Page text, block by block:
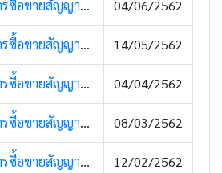
อัตราหลักประกันการซื้อขายสัญญาซื้อขายล่วงหน้า (4 มิถุนายน 2562) 04/06/2562
อัตราหลักประกันการซื้อขายสัญญาซื้อขายล่วงหน้า (14 พฤษภาคม 2562) 14/05/2562
อัตราหลักประกันการซื้อขายสัญญาซื้อขายล่วงหน้า (4 เมษายน 2562) 04/04/2562
อัตราหลักประกันการซื้อขายสัญญาซื้อขายล่วงหน้า (8 มีนาคม 2562) 08/03/2562
อัตราหลักประกันการซื้อขายสัญญาซื้อขายล่วงหน้า (12 กุมภาพันธ์ 2562) 12/02/2562